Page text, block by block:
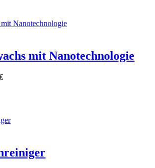
mit Nanotechnologie